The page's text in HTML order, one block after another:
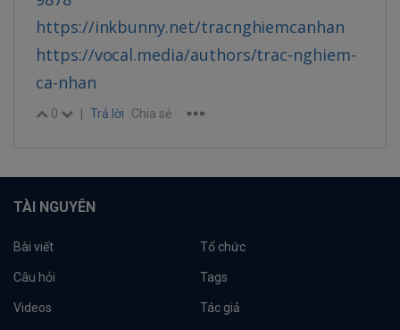
https://inkbunny.net/tracnghiemcanhan
https://vocal.media/authors/trac-nghiem-
ca-nhan
0 Trả lời Chia sẻ
TÀI NGUYÊN
Bài viết Tổ chức
Câu hỏi Tags
Videos Tác giả